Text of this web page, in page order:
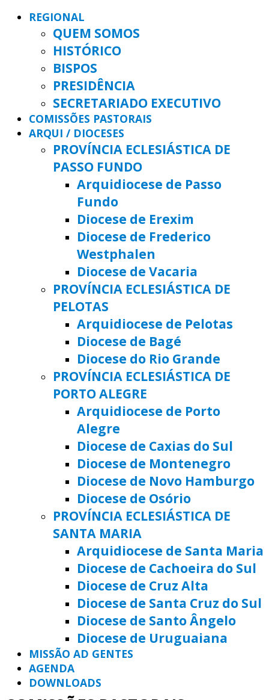
REGIONAL
QUEM SOMOS
HISTÓRICO
BISPOS
PRESIDÊNCIA
SECRETARIADO EXECUTIVO
COMISSÕES PASTORAIS
ARQUI / DIOCESES
PROVÍNCIA ECLESIÁSTICA DE
PASSO FUNDO
Arquidiocese de Passo
Fundo
Diocese de Erexim
Diocese de Frederico
Westphalen
Diocese de Vacaria
PROVÍNCIA ECLESIÁSTICA DE
PELOTAS
Arquidiocese de Pelotas
Diocese de Bagé
Diocese do Rio Grande
PROVÍNCIA ECLESIÁSTICA DE
PORTO ALEGRE
Arquidiocese de Porto
Alegre
Diocese de Caxias do Sul
Diocese de Montenegro
Diocese de Novo Hamburgo
Diocese de Osório
PROVÍNCIA ECLESIÁSTICA DE
SANTA MARIA
Arquidiocese de Santa Maria
Diocese de Cachoeira do Sul
Diocese de Cruz Alta
Diocese de Santa Cruz do Sul
Diocese de Santo Ângelo
Diocese de Uruguaiana
MISSÃO AD GENTES
AGENDA
DOWNLOADS